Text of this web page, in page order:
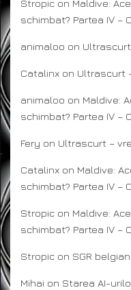
Stropic on Maldive:
schimbat? Partea IV –
animaloo on
Catalinx on Ultrascurt
animaloo on Maldive:
schimbat? Partea IV –
Fery on Ultrascurt –
Catalinx on Maldive:
schimbat? Partea IV –
Stropic on Maldive:
schimbat? Partea IV –
Stropic on SGR
Mihai on Starea AI-